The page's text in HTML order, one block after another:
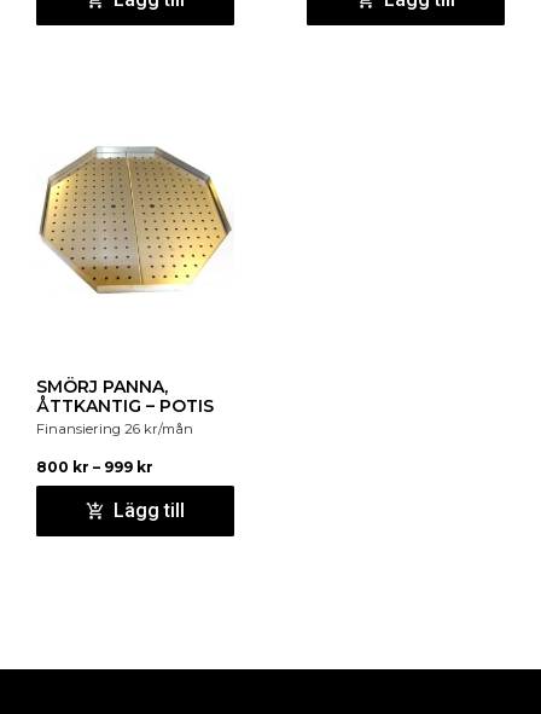
SMÖRJ PANNA,
ÅTTKANTIG – POTIS
Finansiering 26 kr/mån
800 kr – 999 kr
Lägg till